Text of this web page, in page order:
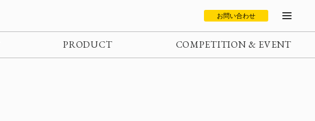
お問い合わせ
PRODUCT COMPETITION & EVENT